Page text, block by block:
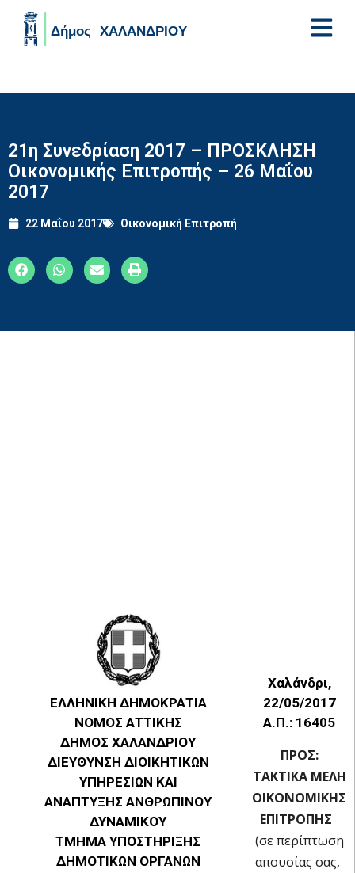
21η Συνεδρίαση 2017 – ΠΡΟΣΚΛΗΣΗ
Οικονομικής Επιτροπής – 26 Μαΐου
2017
22 Μαΐου 2017 Οικονομική Επιτροπή
ΕΛΛΗΝΙΚΗ ΔΗΜΟΚΡΑΤΙΑ
ΝΟΜΟΣ ΑΤΤΙΚΗΣ
ΔΗΜΟΣ ΧΑΛΑΝΔΡΙΟΥ
ΔΙΕΥΘΥΝΣΗ ΔΙΟΙΚΗΤΙΚΩΝ
ΥΠΗΡΕΣΙΩΝ ΚΑΙ
ΑΝΑΠΤΥΞΗΣ ΑΝΘΡΩΠΙΝΟΥ
ΔΥΝΑΜΙΚΟΥ
ΤΜΗΜΑ ΥΠΟΣΤΗΡΙΞΗΣ
ΔΗΜΟΤΙΚΩΝ ΟΡΓΑΝΩΝ
Χαλάνδρι,
22/05/2017
Α.Π.: 16405
ΠΡΟΣ:
ΤΑΚΤΙΚΑ ΜΕΛΗ
OIKOΝΟΜΙΚΗΣ
ΕΠΙΤΡΟΠΗΣ
(σε περίπτωση
απουσίας σας,